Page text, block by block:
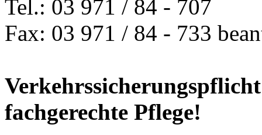
Tel.: 03 971 / 84 - 707
Fax: 03 971 / 84 - 733
fachgerechte Pflege!